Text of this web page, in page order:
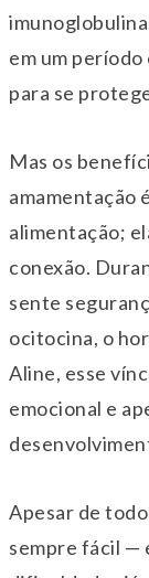
em um
para se
Mas os
amamentação
alimentação;
conexão.
sente
ocitocina, o
Aline, esse
emocional e
Apesar de
sempre fácil —